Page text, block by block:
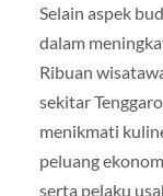
Selain aspek
dalam
Ribuan
sekitar
menikmati
peluang
serta pelaku